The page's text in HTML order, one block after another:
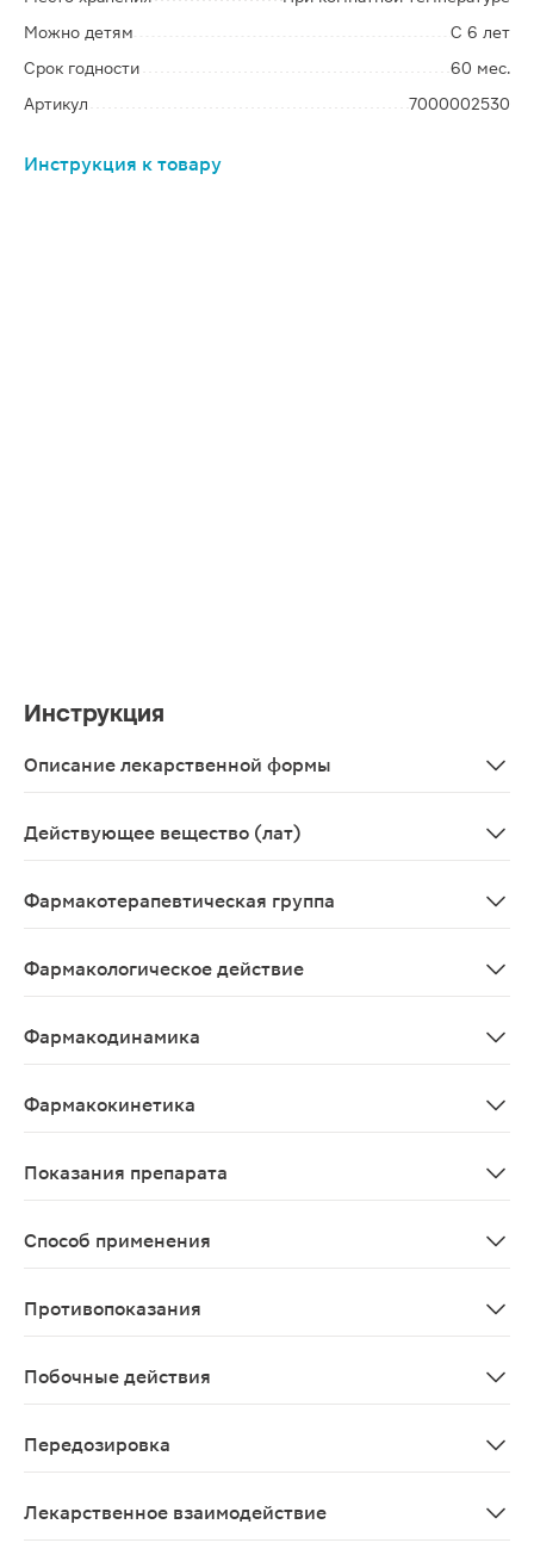
Можно детям
С 6 лет
Срок годности
60 мес.
Артикул
7000002530
Инструкция к товару
Инструкция
Описание лекарственной формы
Действующее вещество (лат)
Фармакотерапевтическая группа
Фармакологическое действие
Фармакодинамика
Фармакокинетика
Показания препарата
Способ применения
Противопоказания
Побочные действия
Передозировка
Лекарственное взаимодействие